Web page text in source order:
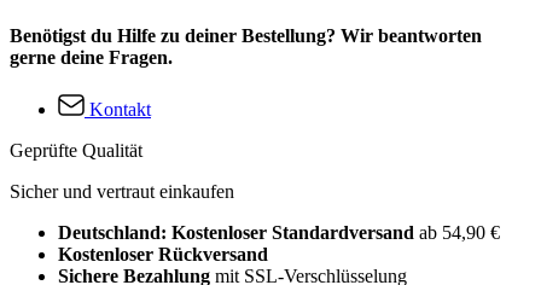
Benötigst du Hilfe zu deiner Bestellung? Wir beantworten
gerne deine Fragen.
Kontakt
Geprüfte Qualität
Sicher und vertraut einkaufen
Deutschland: Kostenloser Standardversand ab 54,90 €
Kostenloser Rückversand
Sichere Bezahlung mit SSL-Verschlüsselung